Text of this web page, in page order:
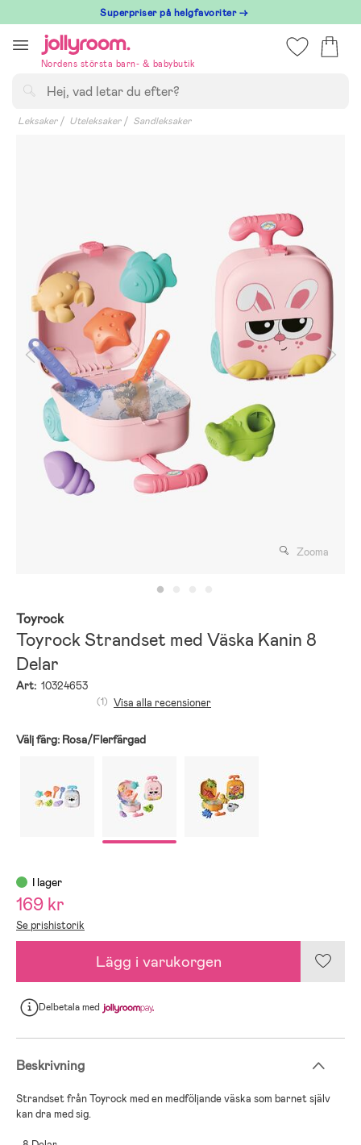
till
innehållet
Superpriser på helgfavoriter →
Nordens största barn- & babybutik
Leksaker Uteleksaker Sandleksaker
Zooma
Toyrock
Toyrock Strandset med Väska Kanin 8
Delar
Art: 10324653
(1) Visa alla recensioner
Välj färg: Rosa/Flerfärgad
I lager
169 kr
Se prishistorik
Lägg i varukorgen
Delbetalamed
Beskrivning
Strandset från Toyrock med en medföljande väska som barnet själv
kan dra med sig.